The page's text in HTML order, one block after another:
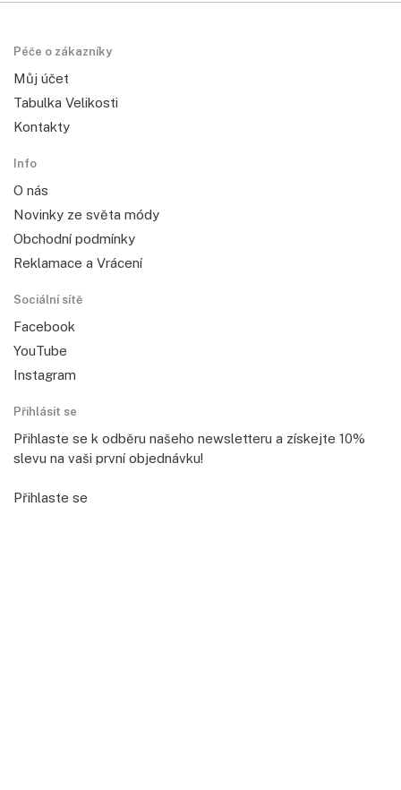
Péče o zákazníky
Můj účet
Tabulka Velikosti
Kontakty
Info
O nás
Novinky ze světa módy
Obchodní podmínky
Reklamace a Vrácení
Sociální sítě
Facebook
YouTube
Instagram
Přihlásit se
Přihlaste se k odběru našeho newsletteru a získejte 10%
slevu na vaši první objednávku!
Přihlaste se